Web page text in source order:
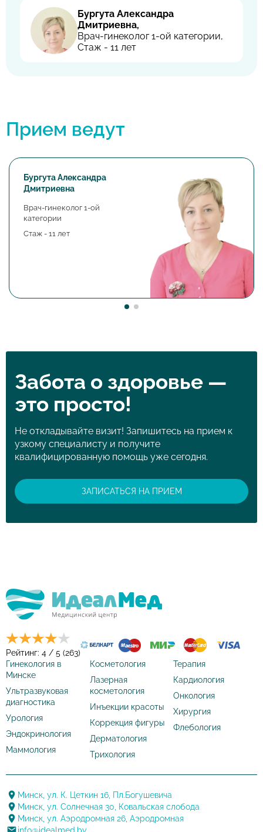
Бургута Александра
Дмитриевна,
Врач-гинеколог 1-ой категории,
Стаж - 11 лет
Прием ведут
Бургута Александра
Дмитриевна
Врач-гинеколог 1-ой
категории
Стаж - 11 лет
Забота о здоровье —
это просто!
Не откладывайте визит! Запишитесь на прием к
узкому специалисту и получите
квалифицированную помощь уже сегодня.
ЗАПИСАТЬСЯ НА ПРИЕМ
Рейтинг: 4 / 5 (263)
Гинекология в
Минске
Ультразвуковая
диагностика
Урология
Эндокринология
Маммология
Косметология
Лазерная
косметология
Инъекции красоты
Коррекция фигуры
Дерматология
Трихология
Терапия
Кардиология
Онкология
Хирургия
Флебология
Минск, ул. К. Цеткин 16, Пл.Богушевича
Минск, ул. Солнечная 30, Ковальская слобода
Минск, ул. Аэродромная 26, Аэродромная
info@idealmed.by